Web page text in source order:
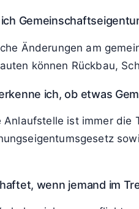
Änderungen am
können Rückbau,
ich, ob etwas
Anlaufstelle ist immer die
wenn jemand im